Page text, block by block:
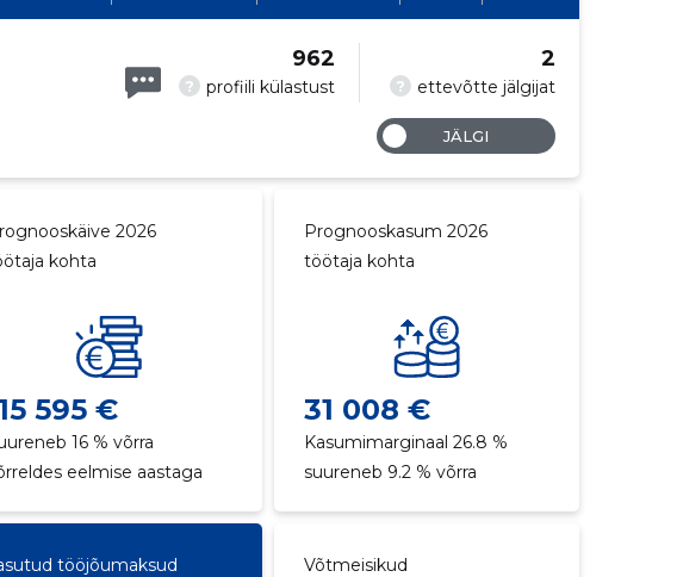
? profiili külastust
962
? ettevõtte jälgijat
2
JÄLGI
2026
kohta
595 €
16 % võrra
eelmise aastaga
Prognooskasum 2026
töötaja kohta
31 008 €
Kasumimarginaal 26.8 %
suureneb 9.2 % võrra
tööjõumaksud
Võtmeisikud